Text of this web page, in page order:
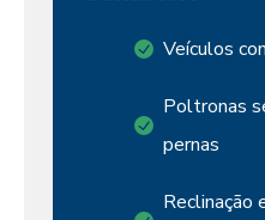
Veículos
Poltronas
pernas
Reclinação